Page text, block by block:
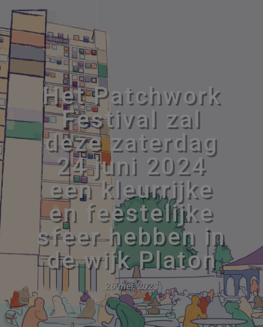
Het Patchwork
Festival zal
deze zaterdag
24 juni 2024
een kleurrijke
en feestelijke
sfeer hebben in
de wijk Platon
26 mei, 2023